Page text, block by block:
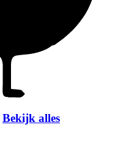
Bekijk alles